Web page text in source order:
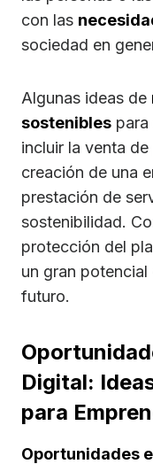
con las
sociedad en
Algunas ideas de
sostenibles
incluir la venta
creación de una
prestación de
sostenibilidad.
protección del
un gran
futuro.
Digital:
para
Oportunidades